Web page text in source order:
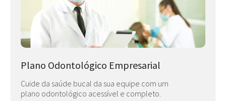
Plano Odontológico Empresarial
Cuide da saúde bucal da sua equipe com um
plano odontológico acessível e completo.